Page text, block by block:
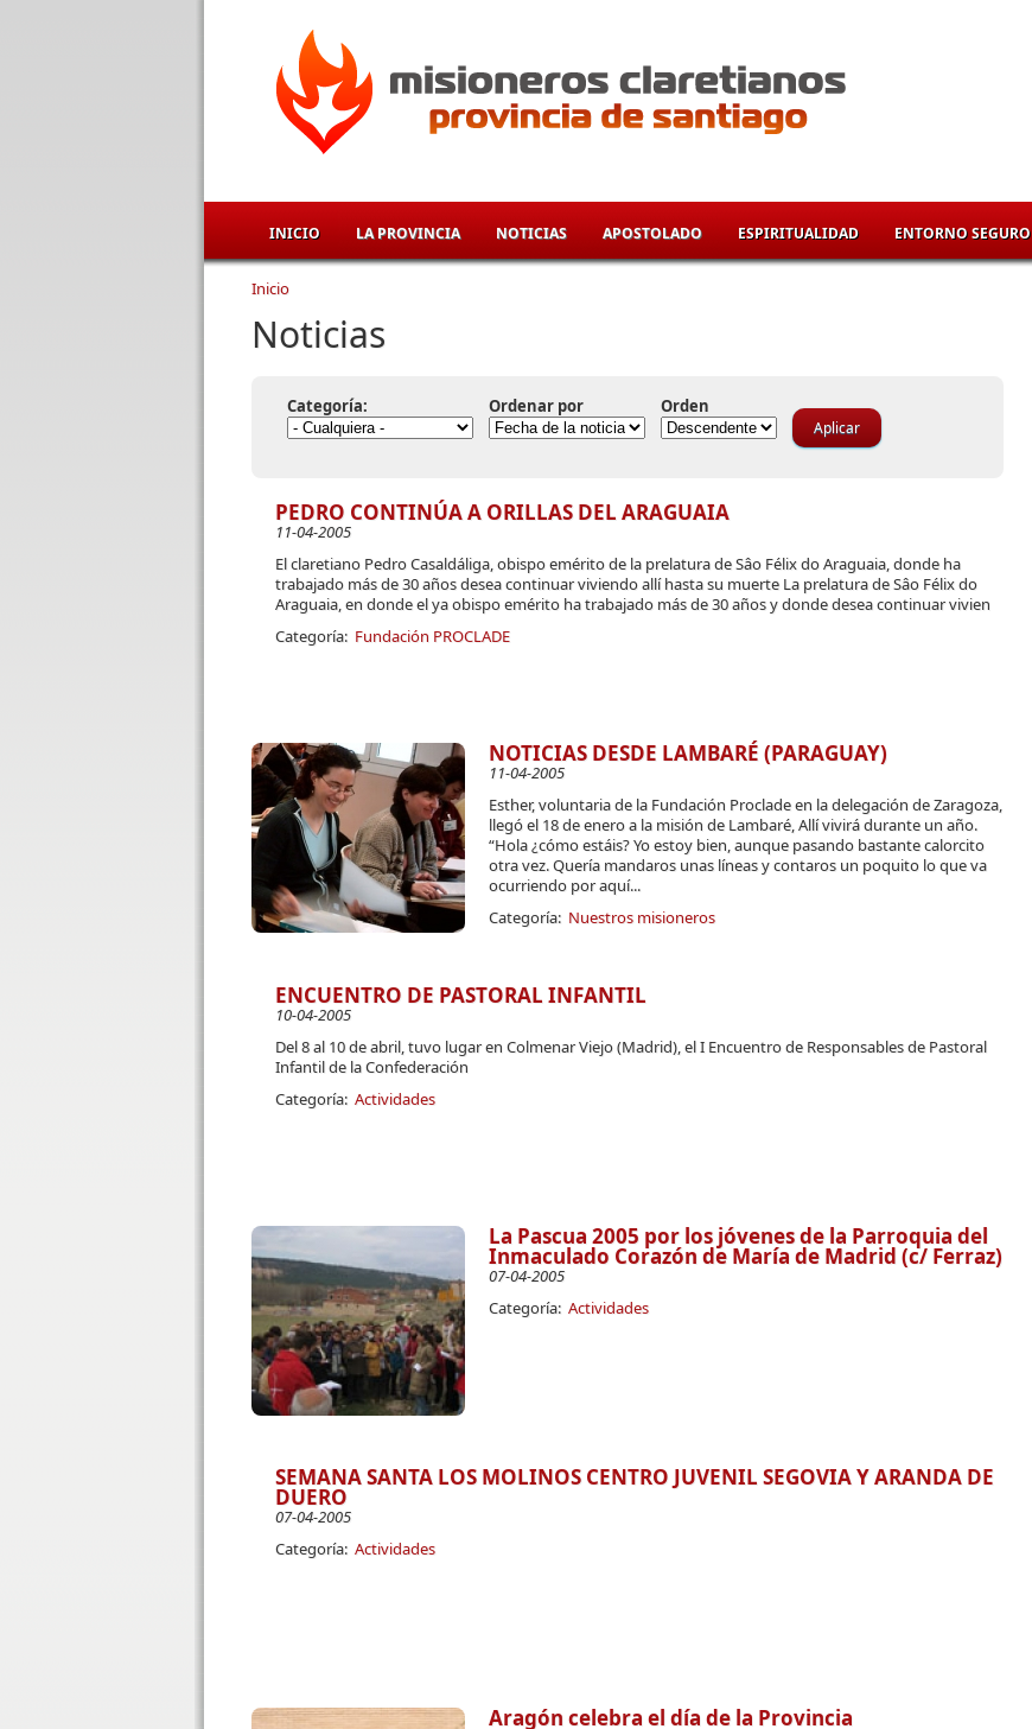
INICIO LA PROVINCIA NOTICIAS APOSTOLADO ESPIRITUALIDAD ENTORNO SEGURO
Se encuentra usted aquí
Inicio
Noticias
Categoría: Ordenar por Orden
PEDRO CONTINÚA A ORILLAS DEL ARAGUAIA
11-04-2005
El claretiano Pedro Casaldáliga, obispo emérito de la prelatura de Sâo Félix do Araguaia, donde ha
trabajado más de 30 años desea continuar viviendo allí hasta su muerte La prelatura de Sâo Félix do
Araguaia, en donde el ya obispo emérito ha trabajado más de 30 años y donde desea continuar vivien
Categoría: Fundación PROCLADE
NOTICIAS DESDE LAMBARÉ (PARAGUAY)
11-04-2005
Esther, voluntaria de la Fundación Proclade en la delegación de Zaragoza,
llegó el 18 de enero a la misión de Lambaré, Allí vivirá durante un año.
“Hola ¿cómo estáis? Yo estoy bien, aunque pasando bastante calorcito
otra vez. Quería mandaros unas líneas y contaros un poquito lo que va
ocurriendo por aquí...
Categoría: Nuestros misioneros
ENCUENTRO DE PASTORAL INFANTIL
10-04-2005
Del 8 al 10 de abril, tuvo lugar en Colmenar Viejo (Madrid), el I Encuentro de Responsables de Pastoral
Infantil de la Confederación
Categoría: Actividades
La Pascua 2005 por los jóvenes de la Parroquia del
Inmaculado Corazón de María de Madrid (c/ Ferraz)
07-04-2005
Categoría: Actividades
SEMANA SANTA LOS MOLINOS CENTRO JUVENIL SEGOVIA Y ARANDA DE
DUERO
07-04-2005
Categoría: Actividades
Aragón celebra el día de la Provincia